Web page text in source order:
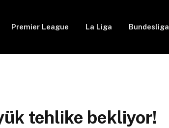
Premier League La Liga Bundesliga
tehlike bekliyor!